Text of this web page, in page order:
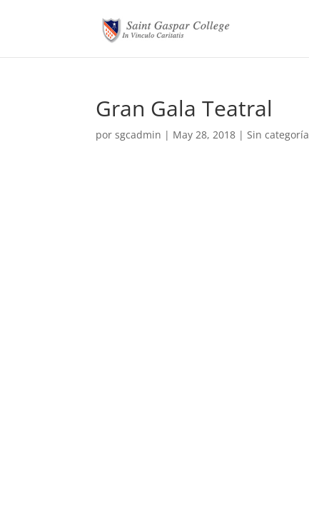
Gran Gala Teatral
porsgcadmin | May 28, 2018 |Sin categoría